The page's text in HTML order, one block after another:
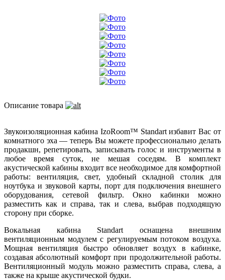
Описание товара
Звукоизоляционная кабина IzoRoom™ Standart избавит Вас от
комнатного эха — теперь Вы можете профессионально делать
продакшн, репетировать, записывать голос и инструменты в
любое время суток, не мешая соседям. В комплект
акустической кабины входит все необходимое для комфортной
работы: вентиляция, свет, удобный складной столик для
ноутбука и звуковой карты, порт для подключения внешнего
оборудования, сетевой фильтр. Окно кабинки можно
разместить как и справа, так и слева, выбрав подходящую
сторону при сборке.
Вокальная кабина Standart оснащена внешним
вентиляционным модулем с регулируемым потоком воздуха.
Мощная вентиляция быстро обновляет воздух в кабинке,
создавая абсолютный комфорт при продолжительной работы.
Вентиляционный модуль можно разместить справа, слева, а
также на крыше акустической будки.